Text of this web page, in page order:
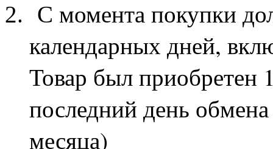
С момента покупки
календарных дней,
Товар был приобретен
последний день
месяца)